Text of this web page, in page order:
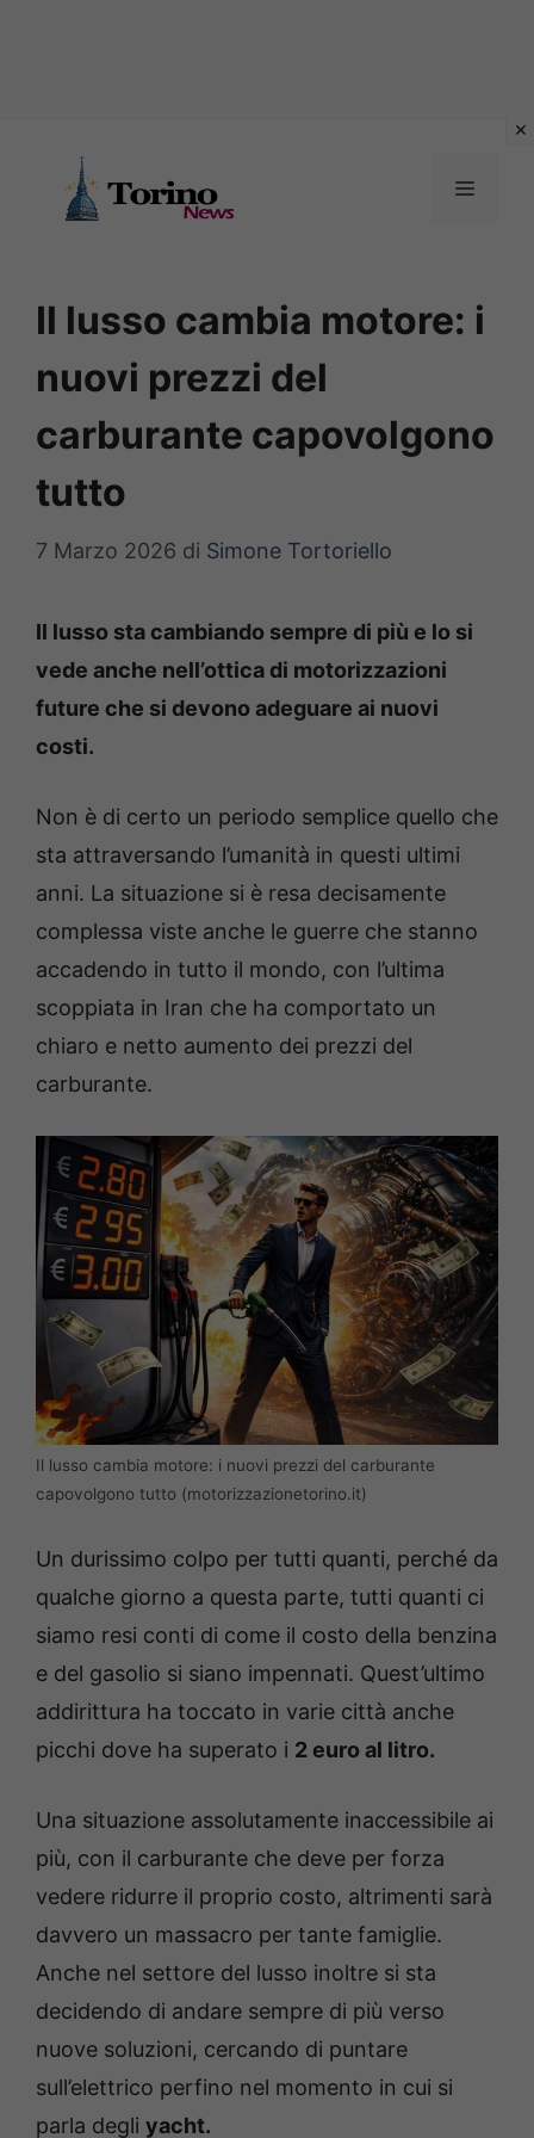
contenuto
MENU
Il lusso cambia motore: i
nuovi prezzi del
carburante capovolgono
tutto
7 Marzo 2026 di Simone Tortoriello
Il lusso sta cambiando sempre di più e lo si
vede anche nell’ottica di motorizzazioni
future che si devono adeguare ai nuovi
costi.
Non è di certo un periodo semplice quello che
sta attraversando l’umanità in questi ultimi
anni. La situazione si è resa decisamente
complessa viste anche le guerre che stanno
accadendo in tutto il mondo, con l’ultima
scoppiata in Iran che ha comportato un
chiaro e netto aumento dei prezzi del
carburante.
Il lusso cambia motore: i nuovi prezzi del carburante
capovolgono tutto (motorizzazionetorino.it)
Un durissimo colpo per tutti quanti, perché da
qualche giorno a questa parte, tutti quanti ci
siamo resi conti di come il costo della benzina
e del gasolio si siano impennati. Quest’ultimo
addirittura ha toccato in varie città anche
picchi dove ha superato i 2 euro al litro.
Una situazione assolutamente inaccessibile ai
più, con il carburante che deve per forza
vedere ridurre il proprio costo, altrimenti sarà
davvero un massacro per tante famiglie.
Anche nel settore del lusso inoltre si sta
decidendo di andare sempre di più verso
nuove soluzioni, cercando di puntare
sull’elettrico perfino nel momento in cui si
parla degli yacht.